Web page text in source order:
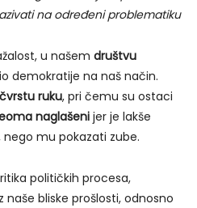
na određeni problematiku
u našem društvu
demokratije na naš način.
čvrstu ruku, pri čemu su ostaci
naglašeni jer je lakše
mu pokazati zube.
političkih procesa,
naše bliske prošlosti, odnosno